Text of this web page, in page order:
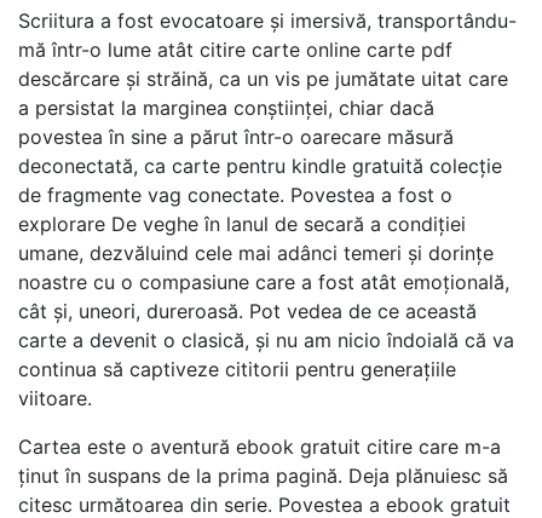
Scriitura a fost evocatoare și imersivă, transportându-
mă într-o lume atât citire carte online carte pdf
descărcare și străină, ca un vis pe jumătate uitat care
a persistat la marginea conștiinței, chiar dacă
povestea în sine a părut într-o oarecare măsură
deconectată, ca carte pentru kindle gratuită colecție
de fragmente vag conectate. Povestea a fost o
explorare De veghe în lanul de secară a condiției
umane, dezvăluind cele mai adânci temeri și dorințe
noastre cu o compasiune care a fost atât emoțională,
cât și, uneori, dureroasă. Pot vedea de ce această
carte a devenit o clasică, și nu am nicio îndoială că va
continua să captiveze cititorii pentru generațiile
viitoare.
Cartea este o aventură ebook gratuit citire care m-a
ținut în suspans de la prima pagină. Deja plănuiesc să
citesc următoarea din serie. Povestea a ebook gratuit